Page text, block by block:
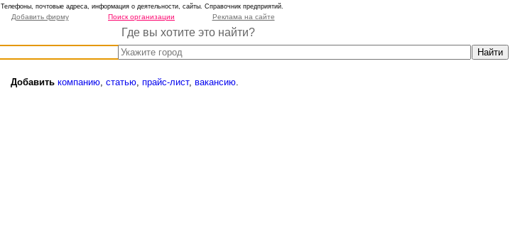
Телефоны, почтовые адреса, информация о деятельности, сайты. Справочник предприятий.
Добавить фирму Поиск организации Реклама на сайте
Где вы хотите это найти?
Добавить компанию, статью, прайс-лист, вакансию.